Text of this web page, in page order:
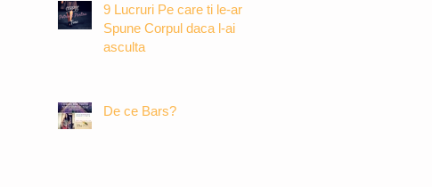
9 Lucruri Pe care ti le-ar
Spune Corpul daca l-ai
asculta
De ce Bars?